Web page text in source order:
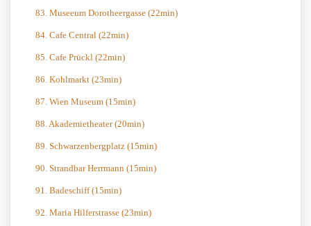
83. Museeum Dorotheergasse (22min)
84. Cafe Central (22min)
85. Cafe Prückl (22min)
86. Kohlmarkt (23min)
87. Wien Museum (15min)
88. Akademietheater (20min)
89. Schwarzenbergplatz (15min)
90. Strandbar Herrmann (15min)
91. Badeschiff (15min)
92. Maria Hilferstrasse (23min)